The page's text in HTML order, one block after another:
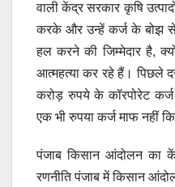
वाली केंद्र सरकार कृषि
करके और उन्हें कर्ज के बोझ
हल करने की जिम्मेदार है,
आत्महत्या कर रहे हैं। पिछले
करोड़ रुपये के कॉरपोरेट
एक भी रुपया कर्ज माफ नहीं
पंजाब किसान आंदोलन का
रणनीति पंजाब में किसान